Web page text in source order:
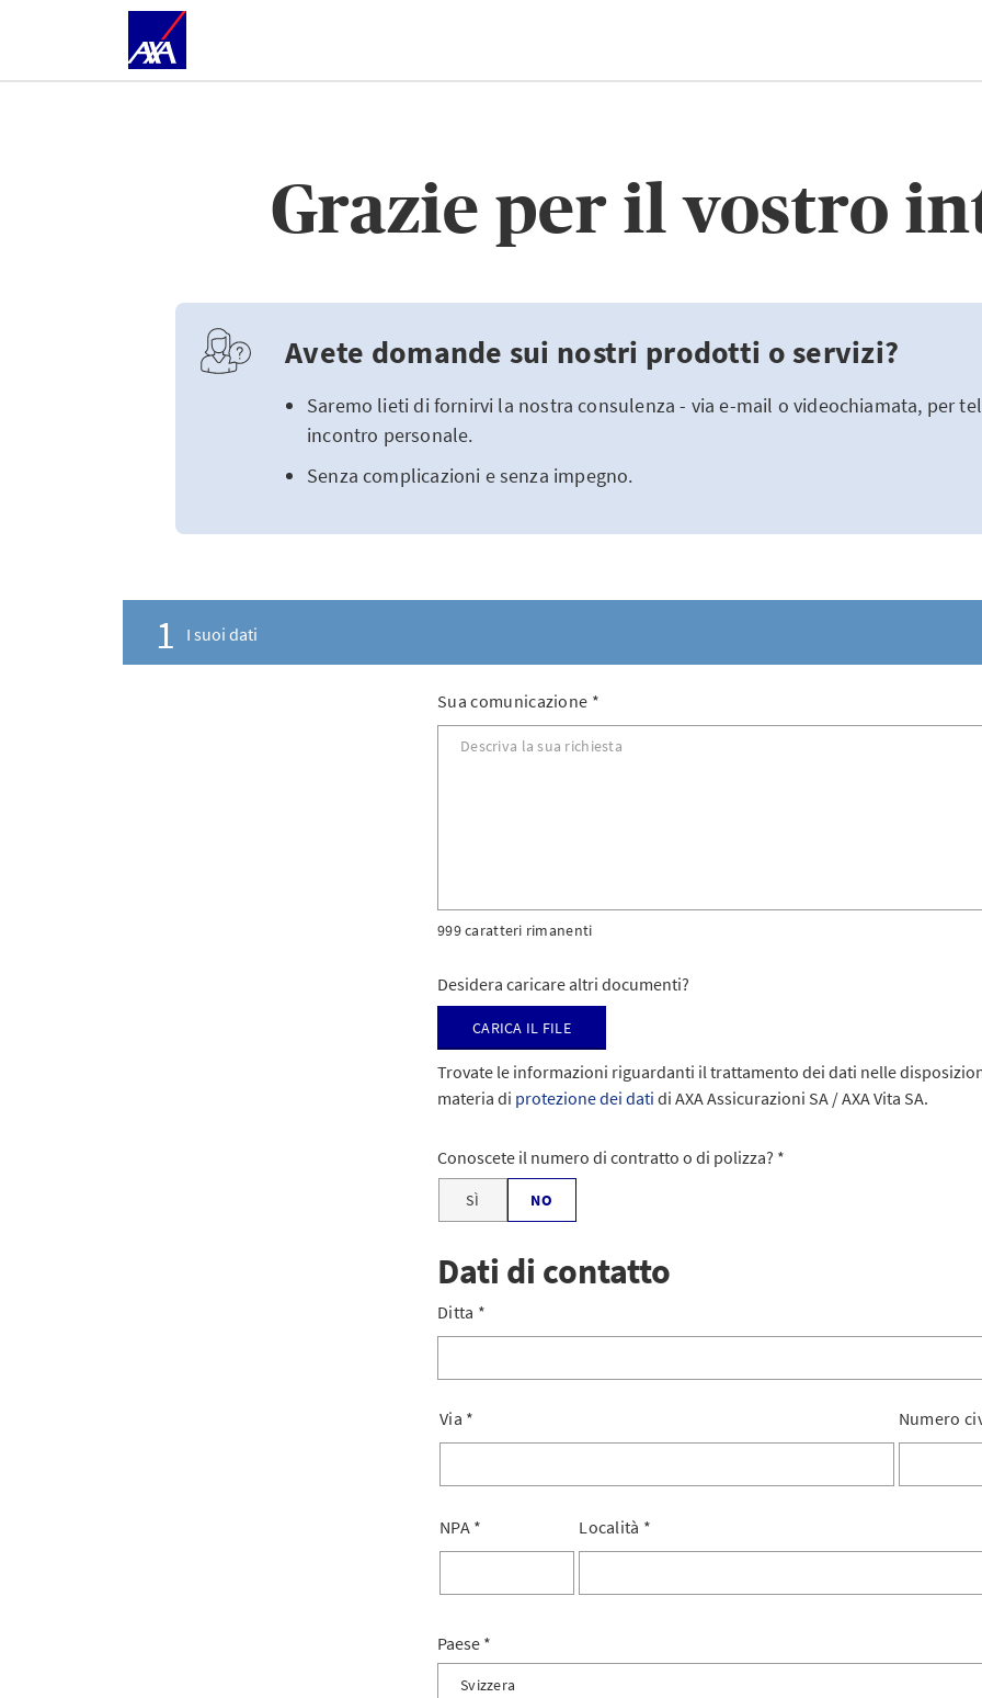
Grazie per il vostro
Avete domande sui nostri prodotti o servizi?
Saremo lieti di fornirvi la nostra consulenza - via e-mail o videochiamata, per
incontro personale.
Senza complicazioni e senza impegno.
1 I suoi dati
Sua comunicazione *
999 caratteri rimanenti
Desidera caricare altri documenti?
Carica il file
Trovate le informazioni riguardanti il trattamento dei dati nelle
materia di protezione dei dati di AXA Assicurazioni SA / AXA Vita SA.
Conoscete il numero di contratto o di polizza?
SÌ NO
Dati di contatto
Ditta *
Via * Numero
NPA * Località *
Paese
Svizzera